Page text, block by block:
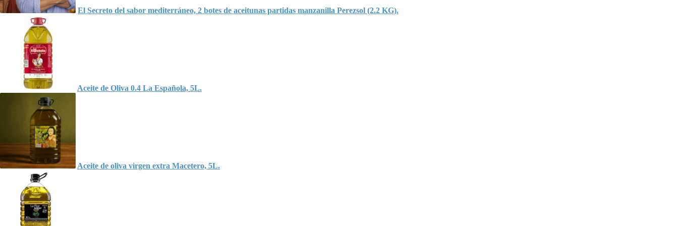
El Secreto del sabor mediterráneo, 2 botes de aceitunas partidas manzanilla Perezsol (2.2 KG).
Aceite de Oliva 0.4 La Española, 5L.
Aceite de oliva virgen extra Macetero, 5L.